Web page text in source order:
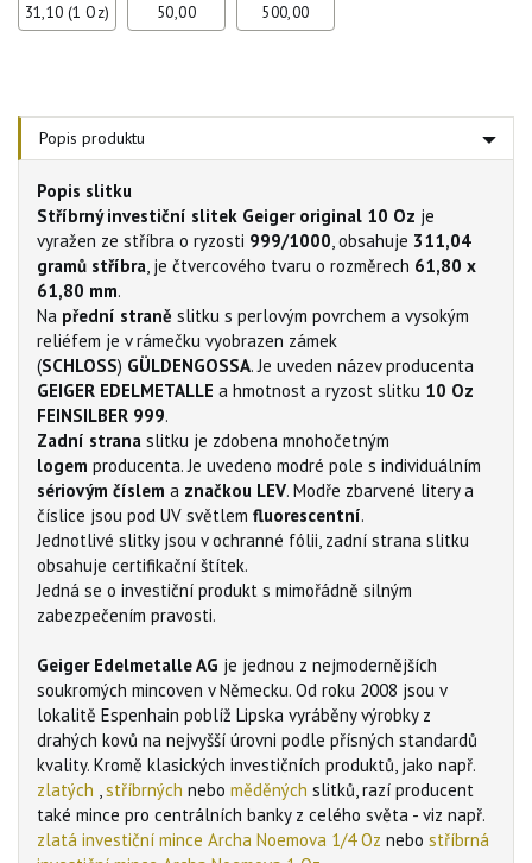
31,10 (1 Oz) 50,00 500,00
Popis produktu
Popis slitku
Stříbrný investiční slitek Geiger original 10 Oz je
vyražen ze stříbra o ryzosti 999/1000 , obsahuje 311,04
gramů stříbra , je čtvercového tvaru o rozměrech 61,80 x
61,80 mm.
Na přední straně slitku s perlovým povrchem a vysokým
reliéfem je v rámečku vyobrazen zámek
(SCHLOSS) GÜLDENGOSSA. Je uveden název producenta
GEIGER EDELMETALLE a hmotnost a ryzost slitku 10 Oz
FEINSILBER 999.
Zadní strana slitku je zdobena mnohočetným
logem producenta. Je uvedeno modré pole s individuálním
sériovým číslem a značkou LEV. Modře zbarvené litery a
číslice jsou pod UV světlem fluorescentní.
Jednotlivé slitky jsou v ochranné fólii, zadní strana slitku
obsahuje certifikační štítek.
Jedná se o investiční produkt s mimořádně silným
zabezpečením pravosti.
Geiger Edelmetalle AG je jednou z nejmodernějších
soukromých mincoven v Německu. Od roku 2008 jsou v
lokalitě Espenhain poblíž Lipska vyráběny výrobky z
drahých kovů na nejvyšší úrovni podle přísných standardů
kvality. Kromě klasických investičních produktů, jako např.
zlatých stříbrných nebo měděných slitků, razí producent
také mince pro centrálních banky z celého světa - viz např.
zlatá investiční mince Archa Noemova 1/4 Oz nebo stříbrná